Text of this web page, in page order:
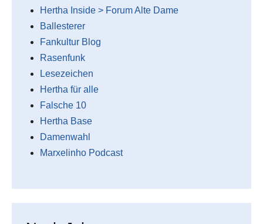
Hertha Inside > Forum Alte Dame
Ballesterer
Fankultur Blog
Rasenfunk
Lesezeichen
Hertha für alle
Falsche 10
Hertha Base
Damenwahl
Marxelinho Podcast